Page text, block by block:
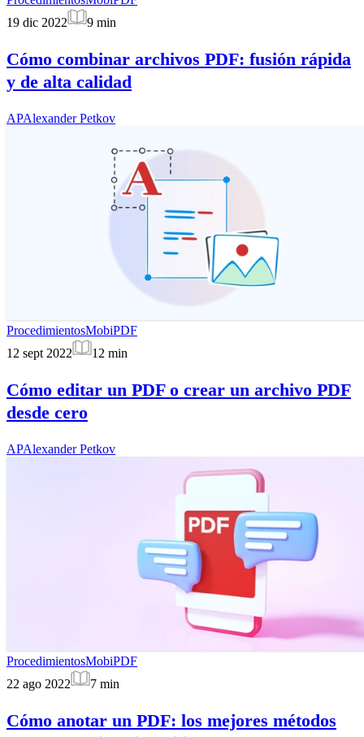
19 dic 2022
9 min
Cómo combinar archivos PDF: fusión rápida
y de alta calidad
APAlexander Petkov
ProcedimientosMobiPDF
12 sept 2022
12 min
Cómo editar un PDF o crear un archivo PDF
desde cero
APAlexander Petkov
ProcedimientosMobiPDF
22 ago 2022
7 min
Cómo anotar un PDF: los mejores métodos